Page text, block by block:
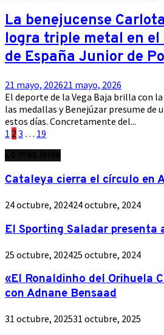
La benejucense
logra triple metal en el
de España Junior de
21 mayo, 202621 mayo, 2026
El deporte de la Vega Baja brilla con
las medallas y Benejúzar presume de
estos días. Concretamente del...
Paginación
de
entradas
1 2 3 … 19
Cataleya cierra el círculo en
24 octubre, 202424 octubre, 2024
El Sporting Saladar presenta
25 octubre, 202425 octubre, 2024
«El Ronaldinho del Orihuela
con Adnane Bensaad
31 octubre, 202531 octubre, 2025